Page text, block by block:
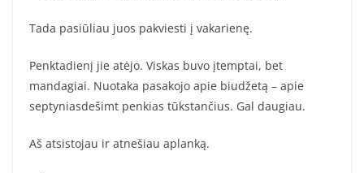
Tada pasiūliau juos pakviesti į vakarienę.
Penktadienį jie atėjo. Viskas buvo įtemptai, bet
mandagiai. Nuotaka pasakojo apie biudžetą – apie
septyniasdešimt penkias tūkstančius. Gal daugiau.
Aš atsistojau ir atnešiau aplanką.